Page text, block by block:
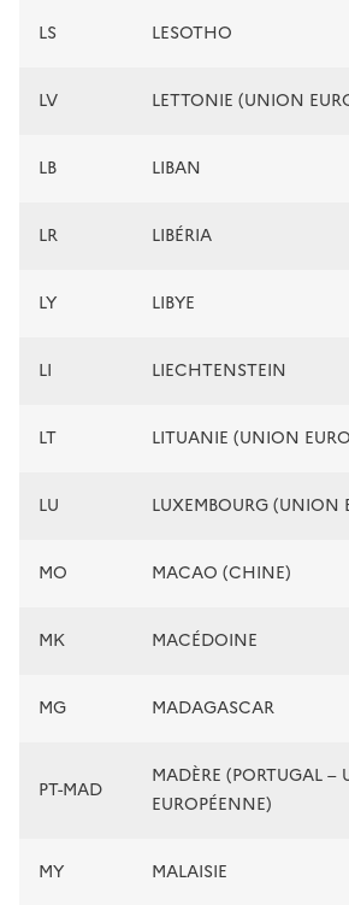
LS LESOTHO
LV LETTONIE (UNION
LB LIBAN
LR LIBÉRIA
LY LIBYE
LI LIECHTENSTEIN
LT LITUANIE (UNION
LU LUXEMBOURG (UNION
MO MACAO (CHINE)
MK MACÉDOINE
MG MADAGASCAR
PT-MAD
MADÈRE (PORTUGAL –
EUROPÉENNE)
MY MALAISIE